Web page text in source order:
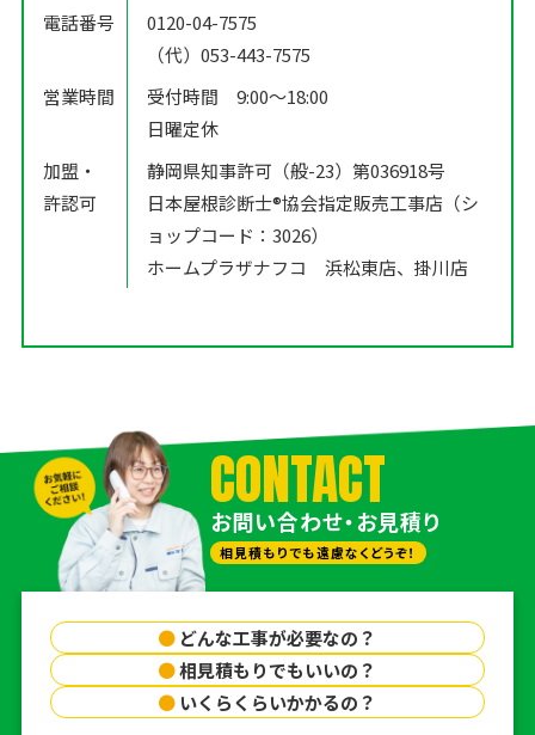
電話番号
0120-04-7575
（代）053-443-7575
営業時間
受付時間 9:00〜18:00
日曜定休
加盟・
許認可
静岡県知事許可（般-23）第036918号
日本屋根診断士®️協会指定販売工事店（シ
ョップコード：3026）
ホームプラザナフコ 浜松東店、掛川店
CONTACT
お問い合わせ・お見積り
相見積もりでも遠慮なくどうぞ！
● どんな工事が必要なの？
●相見積もりでもいいの？
● いくらくらいかかるの？